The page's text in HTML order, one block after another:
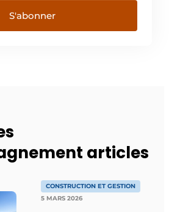
S'abonner
articles
CONSTRUCTION ET GESTION
5 MARS 2026